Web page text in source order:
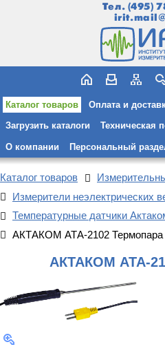
Тел. (495)
Каталог товаров Оплата и
Загрузить каталоги Техническая
О компании Персональный
Каталог товаров
Измерители неэлектрических
Температурные датчики
АКТАКОМ АТА-2102 Термопара
АКТАКОМ АТА-